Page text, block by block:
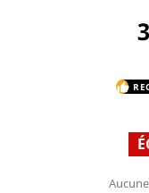
thumb_up